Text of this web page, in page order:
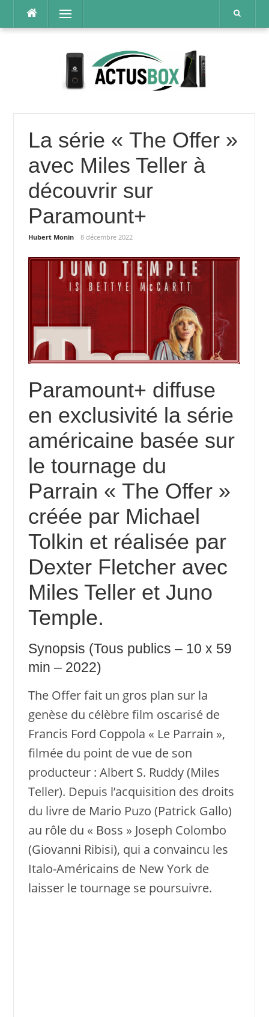
contenu
Menu
La série « The Offer »
avec Miles Teller à
découvrir sur
Paramount+
Hubert Monin 8 décembre 2022
Paramount+ diffuse
en exclusivité la série
américaine basée sur
le tournage du
Parrain « The Offer »
créée par Michael
Tolkin et réalisée par
Dexter Fletcher avec
Miles Teller et Juno
Temple.
Synopsis (Tous publics – 10 x 59
min – 2022)
The Offer fait un gros plan sur la
genèse du célèbre film oscarisé de
Francis Ford Coppola « Le Parrain »,
filmée du point de vue de son
producteur : Albert S. Ruddy (Miles
Teller). Depuis l’acquisition des droits
du livre de Mario Puzo (Patrick Gallo)
au rôle du « Boss » Joseph Colombo
(Giovanni Ribisi), qui a convaincu les
Italo-Américains de New York de
laisser le tournage se poursuivre.